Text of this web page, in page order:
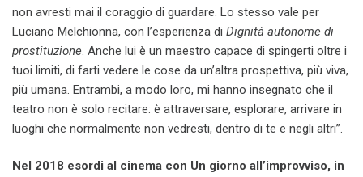
non avresti mai il coraggio di guardare. Lo stesso vale per
Luciano Melchionna, con l’esperienza di Dignità autonome di
prostituzione . Anche lui è un maestro capace di spingerti oltre i
tuoi limiti, di farti vedere le cose da un’altra prospettiva, più viva,
più umana. Entrambi, a modo loro, mi hanno insegnato che il
teatro non è solo recitare: è attraversare, esplorare, arrivare in
luoghi che normalmente non vedresti, dentro di te e negli altri”.
Nel 2018 esordi al cinema con Un giorno all’improvviso, in